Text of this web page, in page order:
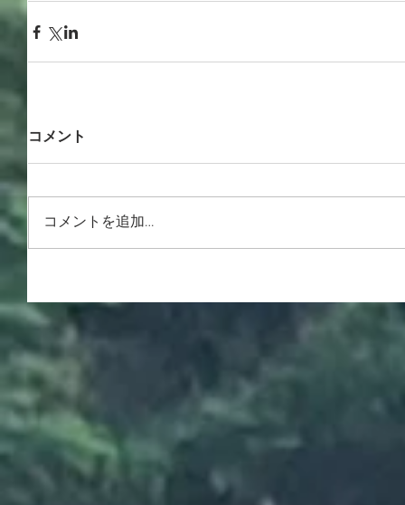
コメント
コメントを追加…